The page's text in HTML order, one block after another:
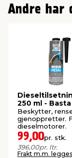
Andre har
250 ml - Basta
Beskytter,
gjenoppretter.
dieselmotorer.
99,00pr. stk.
396,00pr. ltr.
Frakt m.m. legges